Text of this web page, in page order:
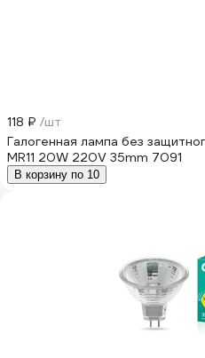
118 ₽ /шт
Галогенная лампа без
MR11 20W 220V 35mm 7091
В корзину по 10